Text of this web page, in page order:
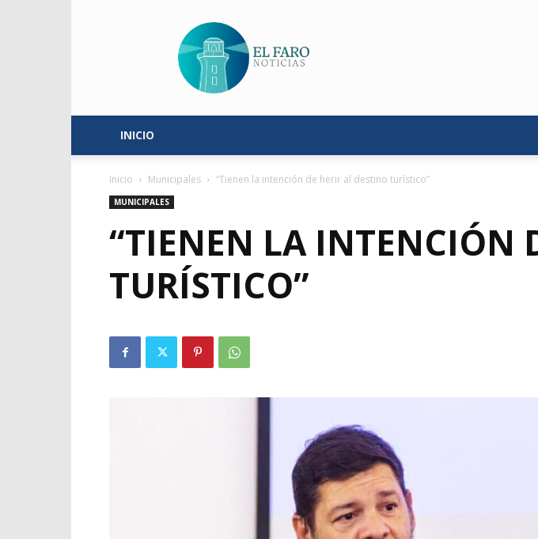
Faro
Noticias
INICIO
Inicio Municipales “Tienen la intención de herir al destino turístico”
MUNICIPALES
“TIENEN LA INTENCIÓN
TURÍSTICO”